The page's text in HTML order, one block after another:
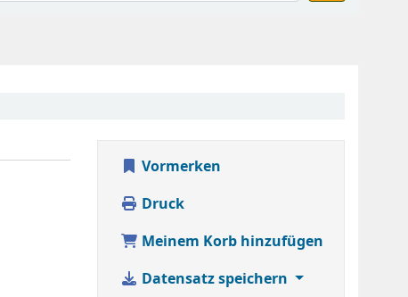
Vormerken
Druck
Meinem Korb hinzufügen
Datensatz speichern